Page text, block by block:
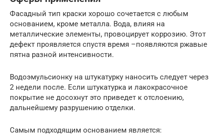
Фасадный тип краски хорошо сочетается с любым
основанием, кроме металла. Вода, влияя на
металлические элементы, провоцирует коррозию. Этот
дефект проявляется спустя время –появляются ржавые
пятна разной интенсивности.
Водоэмульсионку на штукатурку наносить следует через
2 недели после. Если штукатурка и лакокрасочное
покрытие не досохнут это приведет к отслоению,
дальнейшему разрушению отделки.
Самым подходящим основанием является: